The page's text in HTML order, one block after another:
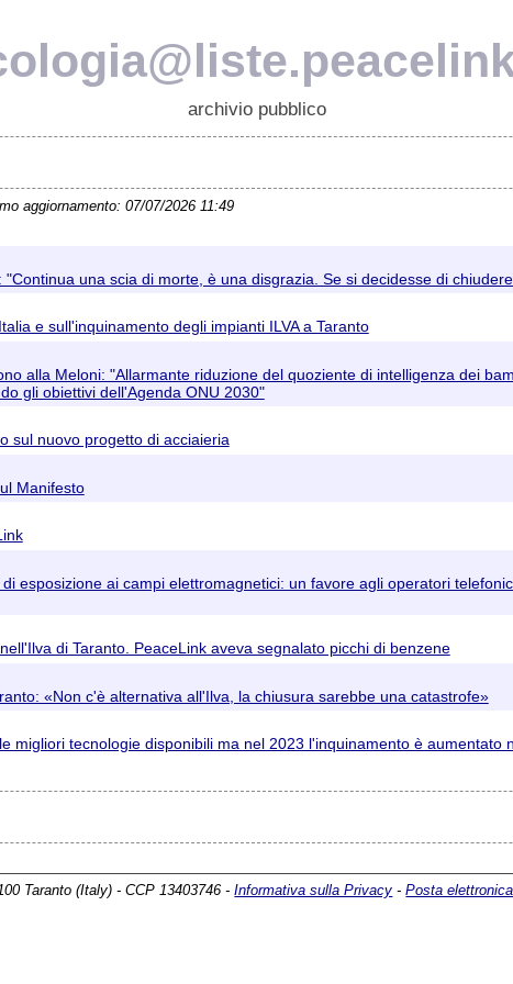
archivio pubblico
aggiornamento: 07/07/2026 11:49
"Continua una scia di morte, è una disgrazia. Se si decidesse di
e sull'inquinamento degli impianti ILVA a Taranto
alla Meloni: "Allarmante riduzione del quoziente di intelligenza dei
gli obiettivi dell'Agenda ONU 2030"
sul nuovo progetto di acciaieria
Manifesto
esposizione ai campi elettromagnetici: un favore agli operatori
di Taranto. PeaceLink aveva segnalato picchi di benzene
«Non c'è alternativa all'Ilva, la chiusura sarebbe una catastrofe»
migliori tecnologie disponibili ma nel 2023 l'inquinamento è aumentato
Taranto (Italy) - CCP 13403746 -Informativa sulla Privacy -Posta